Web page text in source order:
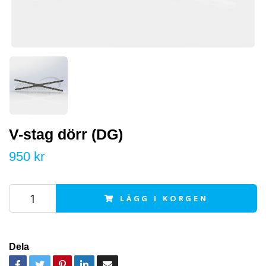
V-stag dörr (DG)
950 kr
LÄGG I KORGEN
Dela